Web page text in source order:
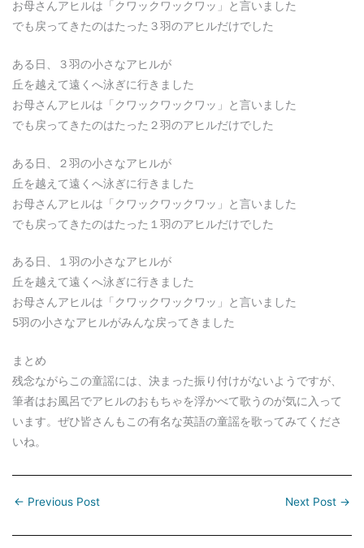
お母さんアヒルは「クワックワックワッ」と言いました
でも戻ってきたのはたった３羽のアヒルだけでした
ある日、３羽の小さなアヒルが
丘を越えて遠くへ泳ぎに行きました
お母さんアヒルは「クワックワックワッ」と言いました
でも戻ってきたのはたった２羽のアヒルだけでした
ある日、２羽の小さなアヒルが
丘を越えて遠くへ泳ぎに行きました
お母さんアヒルは「クワックワックワッ」と言いました
でも戻ってきたのはたった１羽のアヒルだけでした
ある日、１羽の小さなアヒルが
丘を越えて遠くへ泳ぎに行きました
お母さんアヒルは「クワックワックワッ」と言いました
5羽の小さなアヒルがみんな戻ってきました
まとめ
残念ながらこの童謡には、決まった振り付けがないようですが、
筆者はお風呂でアヒルのおもちゃを浮かべて歌うのが気に入って
います。ぜひ皆さんもこの有名な英語の童謡を歌ってみてくださ
いね。
← Previous Post Next Post →